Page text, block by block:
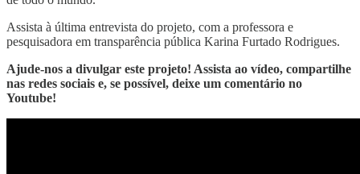
Assista à última entrevista do projeto, com a professora e
pesquisadora em transparência pública Karina Furtado Rodrigues.
Ajude-nos a divulgar este projeto! Assista ao vídeo, compartilhe
nas redes sociais e, se possível, deixe um comentário no
Youtube!